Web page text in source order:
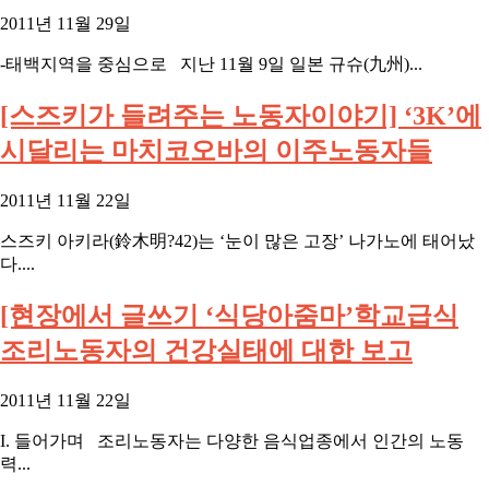
2011년 11월 29일
-태백지역을 중심으로 지난 11월 9일 일본 규슈(九州)...
[스즈키가 들려주는 노동자이야기] ‘3K’에
시달리는 마치코오바의 이주노동자들
2011년 11월 22일
스즈키 아키라(鈴木明?42)는 ‘눈이 많은 고장’ 나가노에 태어났
다....
[현장에서 글쓰기 ‘식당아줌마’학교급식
조리노동자의 건강실태에 대한 보고
2011년 11월 22일
I. 들어가며 조리노동자는 다양한 음식업종에서 인간의 노동
력...